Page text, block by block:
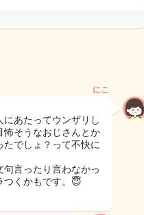
にこ
あたってウンザリし
怖そうなおじさんとか
でしょ？って不快に
言ったり言わなかっ
つくかもです。😇